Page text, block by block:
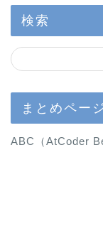
検索
まとめペー
ABC（AtCoder